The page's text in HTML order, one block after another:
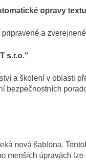
opravy
a
s.r.o.“
a školení v oblasti
bezpečnostních
nová šablona.
menších úpravách